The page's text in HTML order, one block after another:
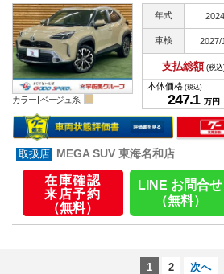
カラー |ベージュ系
年式 2024
車検 2027/
支払総額 (税
本体価格 (税込)
247.1 万円
MEGA SUV 東海名和店
在庫確認
来店予約
（無料）
LINE お問合せ
（無料）
1 2 次へ